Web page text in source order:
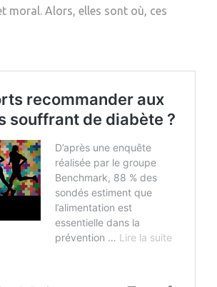
moral. Alors, elles sont où, ces